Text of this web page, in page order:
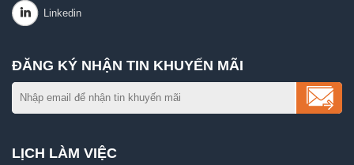
ĐĂNG KÝ NHẬN TIN KHUYẾN MÃI
LỊCH LÀM VIỆC